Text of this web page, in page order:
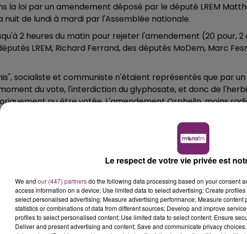
la loi par un amendement déposé par le député LREM
de lundi à mardi par l'Assemblée nationale.
2 heures du matin pour rejeter l'amendement (20 pour,
LREM, Richard Ferrand, des députés MoDem, Marc
socialiste et communiste n'étaient représentés que par
du vote, l'interdiction du glyphosate, et donc de
pu être votée. L'amendement Orphelin, moins
et ex-ministre de l'Ecologie Delphine Batho,
jusqu'en 2023.
Le respect de votre vie privée est
We and our (447) partnersdo the following data processing based on your consent
access information on a device; Use limited data to select advertising; Create
select personalised advertising; Measure advertising performance; Measure
statistics or combinations of data from different sources; Develop and improve
profiles to select personalised content; Use limited data to select content; Ensure
Deliver and present advertising and content; Save and communicate privacy